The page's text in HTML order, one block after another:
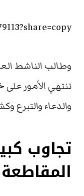
وطالب الناشط
تنتهي الأمور
والدعاء والتبرع
تجاوب